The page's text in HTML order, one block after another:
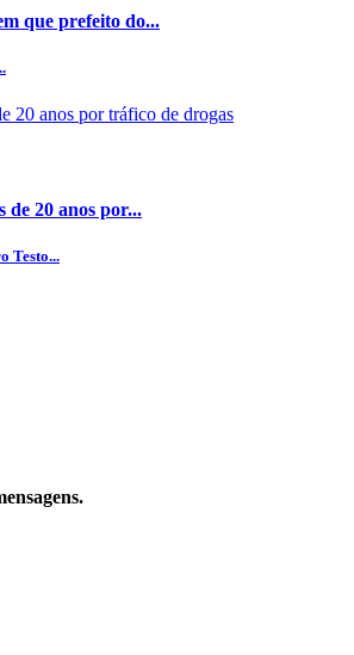
que prefeito do...
de 20 anos por...
Testo...